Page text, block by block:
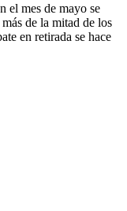
el mes de mayo se
de la mitad de los
en retirada se hace